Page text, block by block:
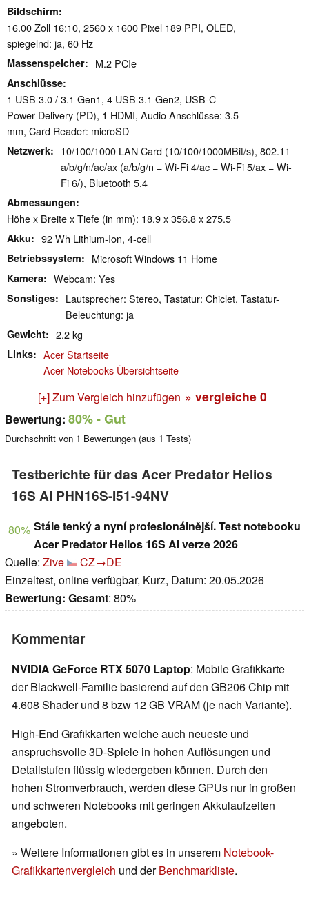
Bildschirm
16.00 Zoll 16:10, 2560 x 1600 Pixel 189 PPI, OLED,
spiegelnd: ja, 60 Hz
Massenspeicher M.2 PCIe
Anschlüsse
1 USB 3.0 / 3.1 Gen1, 4 USB 3.1 Gen2, USB-C
Power Delivery (PD), 1 HDMI, Audio Anschlüsse: 3.5
mm, Card Reader: microSD
Netzwerk
10/100/1000 LAN Card (10/100/1000MBit/s), 802.11
a/b/g/n/ac/ax (a/b/g/n = Wi-Fi 4/ac = Wi-Fi 5/ax = Wi-
Fi 6/), Bluetooth 5.4
Abmessungen
Höhe x Breite x Tiefe (in mm): 18.9 x 356.8 x 275.5
Akku 92 Wh Lithium-Ion, 4-cell
Betriebssystem Microsoft Windows 11 Home
Kamera Webcam: Yes
Sonstiges
Lautsprecher: Stereo, Tastatur: Chiclet, Tastatur-
Beleuchtung: ja
Gewicht 2.2 kg
Links
Acer Startseite
Acer Notebooks Übersichtseite
[+] Zum Vergleich hinzufügen » vergleiche 0
Bewertung: 80%- Gut
Durchschnitt von 1 Bewertungen (aus 1 Tests)
Testberichte für das Acer Predator Helios
16S AI PHN16S-I51-94NV
80% Stále tenký a nyní profesionálnější. Test notebooku
Acer Predator Helios 16S AI verze 2026
Quelle: Zive
CZ→DE
Einzeltest, online verfügbar, Kurz, Datum: 20.05.2026
Bewertung: Gesamt: 80%
Kommentar
NVIDIA GeForce RTX 5070 Laptop: Mobile Grafikkarte
der Blackwell-Familie basierend auf den GB206 Chip mit
4.608 Shader und 8 bzw 12 GB VRAM (je nach Variante).
High-End Grafikkarten welche auch neueste und
anspruchsvolle 3D-Spiele in hohen Auflösungen und
Detailstufen flüssig wiedergeben können. Durch den
hohen Stromverbrauch, werden diese GPUs nur in großen
und schweren Notebooks mit geringen Akkulaufzeiten
angeboten.
» Weitere Informationen gibt es in unserem Notebook-
Grafikkartenvergleich und derBenchmarkliste.